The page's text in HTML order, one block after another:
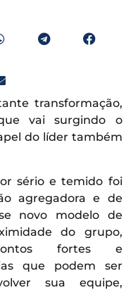
transformação,
vai surgindo o
do líder também
sério e temido foi
agregadora e de
novo modelo de
do grupo,
fortes e
que podem ser
sua equipe,